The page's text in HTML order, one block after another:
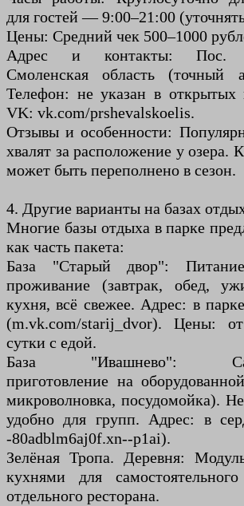
для гостей — 9:00–21:00
Цены: Средний чек 500–1000
Адрес и контакты: Пос.
Смоленская область (точный
Телефон: не указан в открытых
VK: vk.com/prshevalskoelis.
Отзывы и особенности:
хвалят за расположение у озера.
может быть переполнено в сезон.
4. Другие варианты на базах
Многие базы отдыха в парке
как часть пакета:
База "Старый двор":
проживание (завтрак, обед,
кухня, всё свежее. Адрес: в
(m.vk.com/starij_dvor). Цены:
сутки с едой.
База "Ивашнево":
приготовление на
микроволновка, посудомойка).
удобно для групп. Адрес: в
-80adblm6aj0f.xn--p1ai).
Зелёная Тропа. Деревня:
кухнями для
отдельного ресторана.